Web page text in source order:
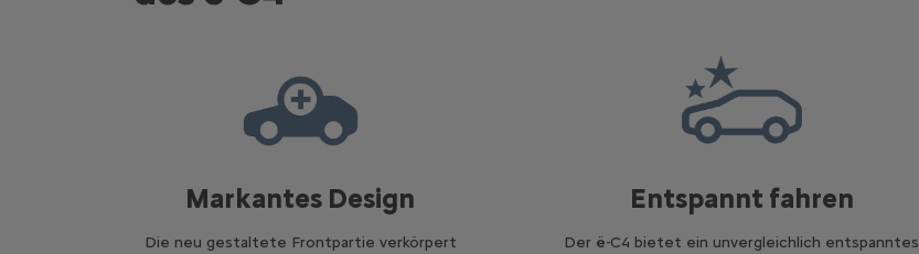
Markantes Design
Die neu gestaltete Frontpartie verkörpert
Entspannt fahren
Der ë-C4 bietet ein unvergleichlich entspanntes